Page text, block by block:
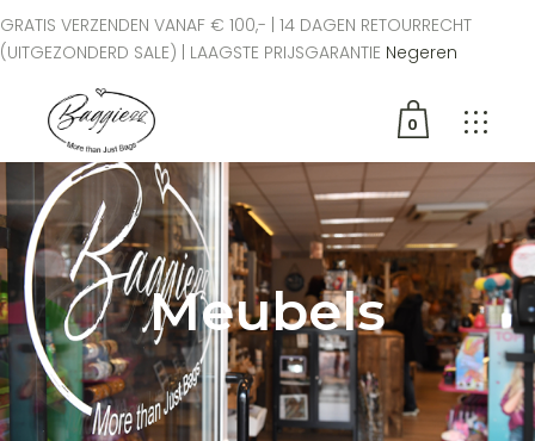
GRATIS VERZENDEN VANAF € 100,- | 14 DAGEN RETOURRECHT
(UITGEZONDERD SALE) | LAAGSTE PRIJSGARANTIE Negeren
0
Geen producten in de
winkelwagen.
Meubels